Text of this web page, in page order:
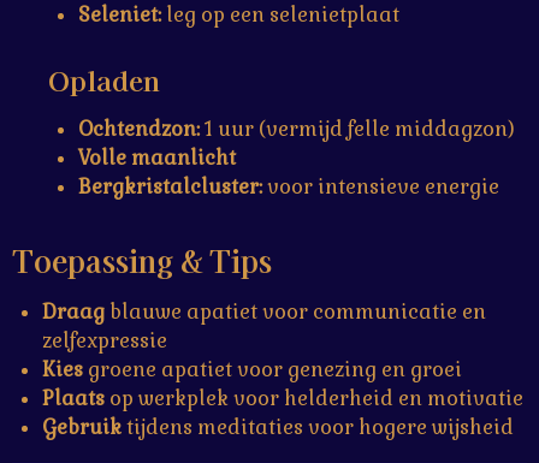
Seleniet:leg op een selenietplaat
Opladen
Ochtendzon:1 uur (vermijd felle middagzon)
Volle maanlicht
Bergkristalcluster:voor intensieve energie
Toepassing & Tips
Draagblauwe apatiet voor communicatie en
zelfexpressie
Kiesgroene apatiet voor genezing en groei
Plaatsop werkplek voor helderheid en motivatie
Gebruiktijdens meditaties voor hogere wijsheid